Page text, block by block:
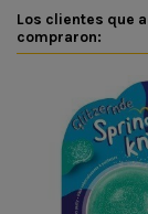
Los clientes que
compraron: